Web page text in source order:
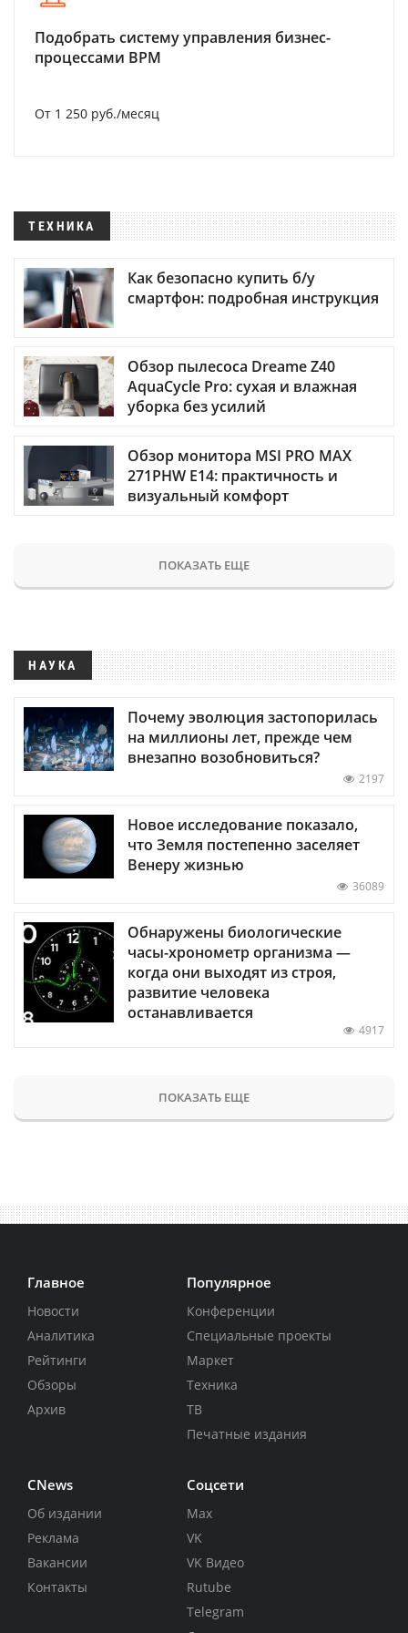
Подобрать систему управления бизнес-
процессами BPM
От 1 250 руб./месяц
ТЕХНИКА
Как безопасно купить б/у
смартфон: подробная инструкция
Обзор пылесоса Dreame Z40
AquaCycle Pro: сухая и влажная
уборка без усилий
Обзор монитора MSI PRO MAX
271PHW E14: практичность и
визуальный комфорт
ПОКАЗАТЬ ЕЩЕ
НАУКА
Почему эволюция застопорилась
на миллионы лет, прежде чем
внезапно возобновиться?
2197
Новое исследование показало,
что Земля постепенно заселяет
Венеру жизнью
36089
Обнаружены биологические
часы-хронометр организма —
когда они выходят из строя,
развитие человека
останавливается
4917
ПОКАЗАТЬ ЕЩЕ
Главное
Новости
Аналитика
Рейтинги
Обзоры
Архив
Популярное
Конференции
Специальные проекты
Маркет
Техника
ТВ
Печатные издания
CNews
Об издании
Реклама
Вакансии
Контакты
Соцсети
Max
VK
VK Видео
Rutube
Telegram